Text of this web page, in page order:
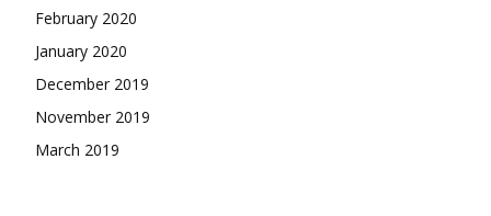
February 2020
January 2020
December 2019
November 2019
March 2019